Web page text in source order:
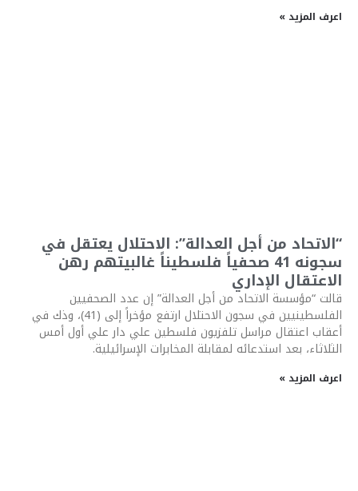
اعرف المزيد »
“الاتحاد من أجل العدالة”: الاحتلال يعتقل في
سجونه 41 صحفياً فلسطيناً غالبيتهم رهن
الاعتقال الإداري
قالت “مؤسسة الاتحاد من أجل العدالة” إن عدد الصحفيين
الفلسطينيين في سجون الاحتلال ارتفع مؤخراً إلى (41)، وذك في
أعقاب اعتقال مراسل تلفزيون فلسطين علي دار علي أول أمس
الثلاثاء، بعد استدعائه لمقابلة المخابرات الإسرائيلية.
اعرف المزيد »